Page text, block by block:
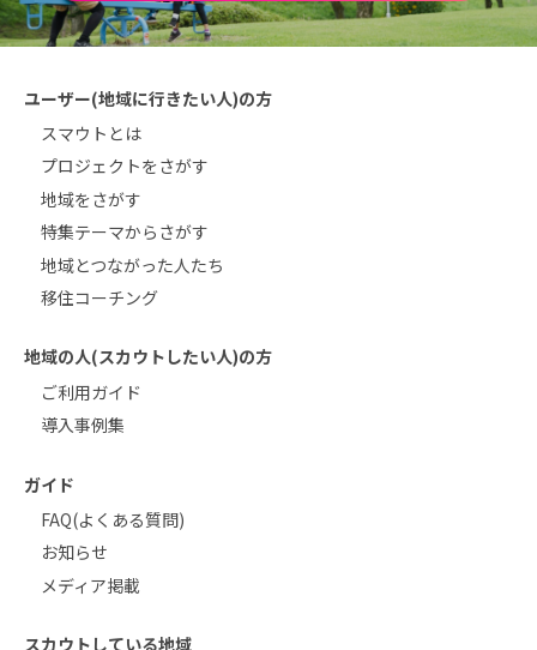
ユーザー(地域に行きたい人)の方
スマウトとは
プロジェクトをさがす
地域をさがす
特集テーマからさがす
地域とつながった人たち
移住コーチング
地域の人(スカウトしたい人)の方
ご利用ガイド
導入事例集
ガイド
FAQ(よくある質問)
お知らせ
メディア掲載
スカウトしている地域